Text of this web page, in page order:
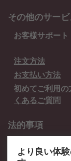
その他のサービ
お客様サポート
注文方法
お支払い方法
初めてご利用の
くあるご質問
法的事項
クッキーポリシ
より良い体